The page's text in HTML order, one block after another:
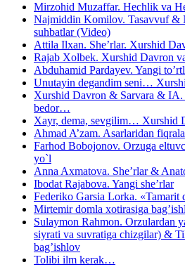
Mirzohid Muzaffar. Hechlik va
Najmiddin Komilov. Tasavvuf &
suhbatlar (Video)
Attila Ilxan. She’rlar. Xurshid
Rajab Xolbek. Xurshid Davron
Abduhamid Pardayev. Yangi
Unutayin degandim seni…
Xurshid Davron & Sarvara & IA.
bedor…
Xayr, dema, sevgilim… Xurshid
Ahmad A’zam. Asarlaridan
Farhod Bobojonov. Orzuga
yo`l
Anna Axmatova. She’rlar &
Ibodat Rajabova. Yangi she’rlar
Federiko Garsia Lorka. «Tamarit
Mirtemir domla xotirasiga
Sulaymon Rahmon. Orzulardan
siyrati va suvratiga chizgilar) &
bag’ishlov
Tolibi ilm kerak…